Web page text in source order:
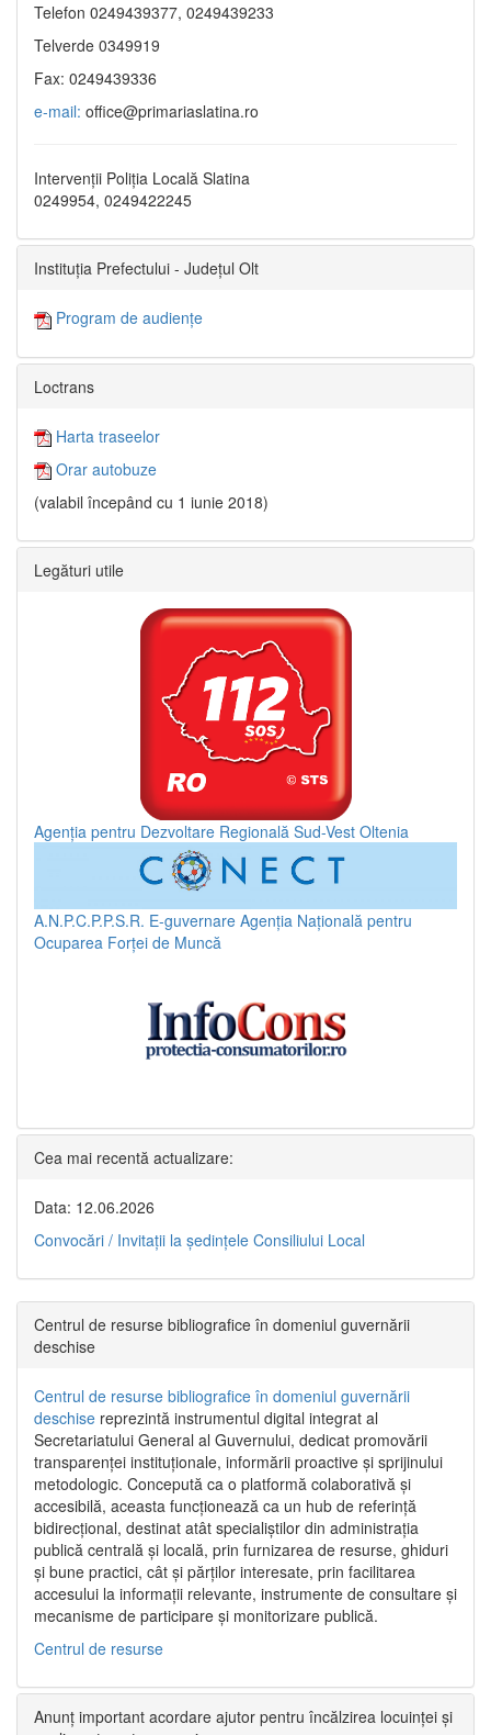
Telefon 0249439377, 0249439233
Telverde 0349919
Fax: 0249439336
e-mail: office@primariaslatina.ro
Intervenții Poliția Locală Slatina
0249954, 0249422245
Instituția Prefectului - Județul Olt
Program de audiențe
Loctrans
Harta traseelor
Orar autobuze
(valabil începând cu 1 iunie 2018)
Legături utile
Agenția pentru Dezvoltare Regională Sud-Vest Oltenia
A.N.P.C.P.P.S.R. E-guvernare Agenția Națională pentru
Ocuparea Forței de Muncă
Cea mai recentă actualizare:
Data: 12.06.2026
Convocări / Invitaţii la şedinţele Consiliului Local
Centrul de resurse bibliografice în domeniul guvernării
deschise
Centrul de resurse bibliografice în domeniul guvernării
deschise reprezintă instrumentul digital integrat al
Secretariatului General al Guvernului, dedicat promovării
transparenței instituționale, informării proactive și sprijinului
metodologic. Concepută ca o platformă colaborativă și
accesibilă, aceasta funcționează ca un hub de referință
bidirecțional, destinat atât specialiștilor din administrația
publică centrală și locală, prin furnizarea de resurse, ghiduri
și bune practici, cât și părților interesate, prin facilitarea
accesului la informații relevante, instrumente de consultare și
mecanisme de participare și monitorizare publică.
Centrul de resurse
Anunț important acordare ajutor pentru încălzirea locuinței și